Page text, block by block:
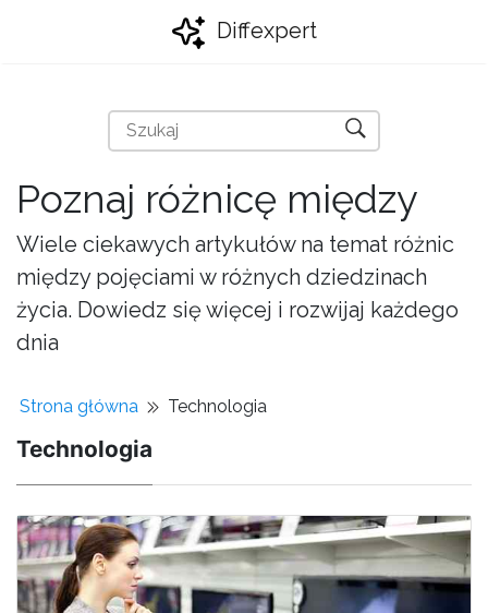
Diffexpert
Poznaj różnicę między
Wiele ciekawych artykułów na temat różnic
między pojęciami w różnych dziedzinach
życia. Dowiedz się więcej i rozwijaj każdego
dnia
Strona główna Technologia
Technologia